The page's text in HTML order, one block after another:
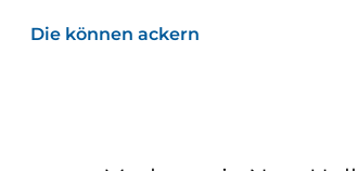
Die können ackern